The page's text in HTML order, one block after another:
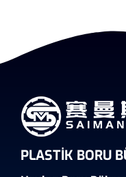
PLASTIK BORU